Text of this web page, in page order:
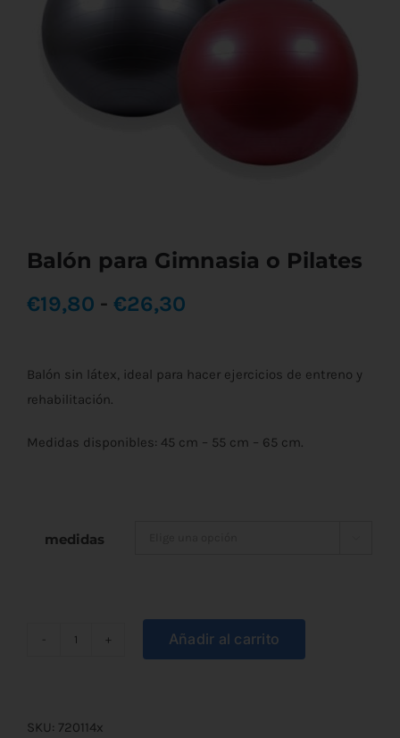
Balón para Gimnasia o Pilates
€19,80 - €26,30
precios:
Balón sin látex, ideal para hacer ejercicios de entreno y
rehabilitación.
Medidas disponibles: 45 cm – 55 cm – 65 cm.
medidas
o
Añadir al carrito
SKU: 720114x